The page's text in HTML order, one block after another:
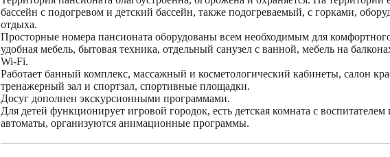
бассейн с подогревом и детский бассейн, также подогреваемый, с горками,
отдыха.
Просторные номера пансионата оборудованы всем необходимым для
удобная мебель, бытовая техника, отдельный санузел с ванной, мебель на
Wi-Fi.
Работает банный комплекс, массажный и косметологический кабинеты, салон
тренажерный зал и спортзал, спортивные площадки.
Досуг дополнен экскурсионными программами.
Для детей функционирует игровой городок, есть детская комната с
автоматы, организуются анимационные программы.